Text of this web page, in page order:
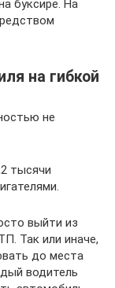
буксире. На
на гибкой
не
тысячи
выйти из
Так или иначе,
до места
водитель